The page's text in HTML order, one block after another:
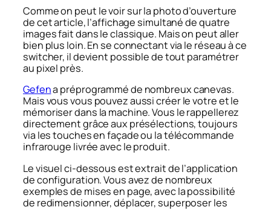
Comme on peut le voir sur la photo d’ouverture
de cet article, l’affichage simultané de quatre
images fait dans le classique. Mais on peut aller
bien plus loin. En se connectant via le réseau à ce
switcher, il devient possible de tout paramétrer
au pixel près.
Gefena préprogrammé de nombreux canevas.
Mais vous vous pouvez aussi créer le votre et le
mémoriser dans la machine. Vous le rappellerez
directement grâce aux présélections, toujours
via les touches en façade ou la télécommande
infrarouge livrée avec le produit.
Le visuel ci-dessous est extrait de l’application
de configuration. Vous avez de nombreux
exemples de mises en page, avec la possibilité
de redimensionner, déplacer, superposer les